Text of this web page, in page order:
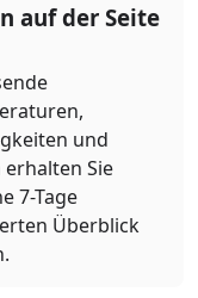
auf der Seite
und
Sie
7-Tage
Überblick